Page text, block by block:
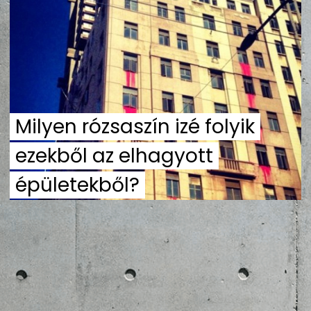
ZENE
MÉDIAAJÁNLAT
IMPRESSZUM
PR-ARCHÍVUM
ADATKEZELÉSI TÁJÉKOZTATÓ
Milyen rózsaszín izé folyik
ezekből az elhagyott
épületekből?